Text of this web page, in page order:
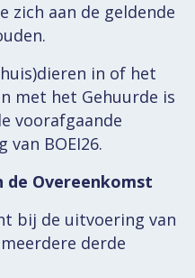
zich aan de geldende
in of het
met het Gehuurde is
voorafgaande
BOEI26.
Overeenkomst
bij de uitvoering van
derde